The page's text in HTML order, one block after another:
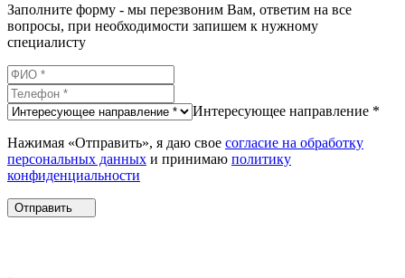
Заполните форму - мы перезвоним Вам, ответим на все
вопросы, при необходимости запишем к нужному
специалисту
Интересующее направление *
Нажимая «Отправить», я даю свое согласие на обработку
персональных данных и принимаю политику
конфиденциальности
Отправить